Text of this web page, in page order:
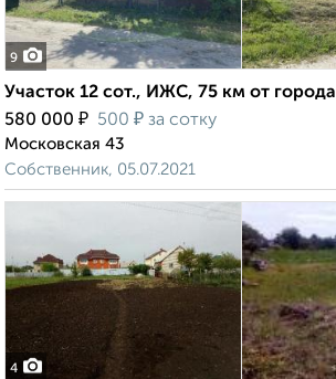
9
Участок 12 сот., ИЖС, 75 км от города
580 000 ₽ 500 ₽ за сотку
Московская 43
Собственник, 05.07.2021
4